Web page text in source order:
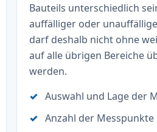
Bauteils unterschiedlich
auffälliger oder
darf deshalb nicht ohne
auf alle übrigen Bereiche
werden.
Auswahl und Lage der
Anzahl der Messpunkte